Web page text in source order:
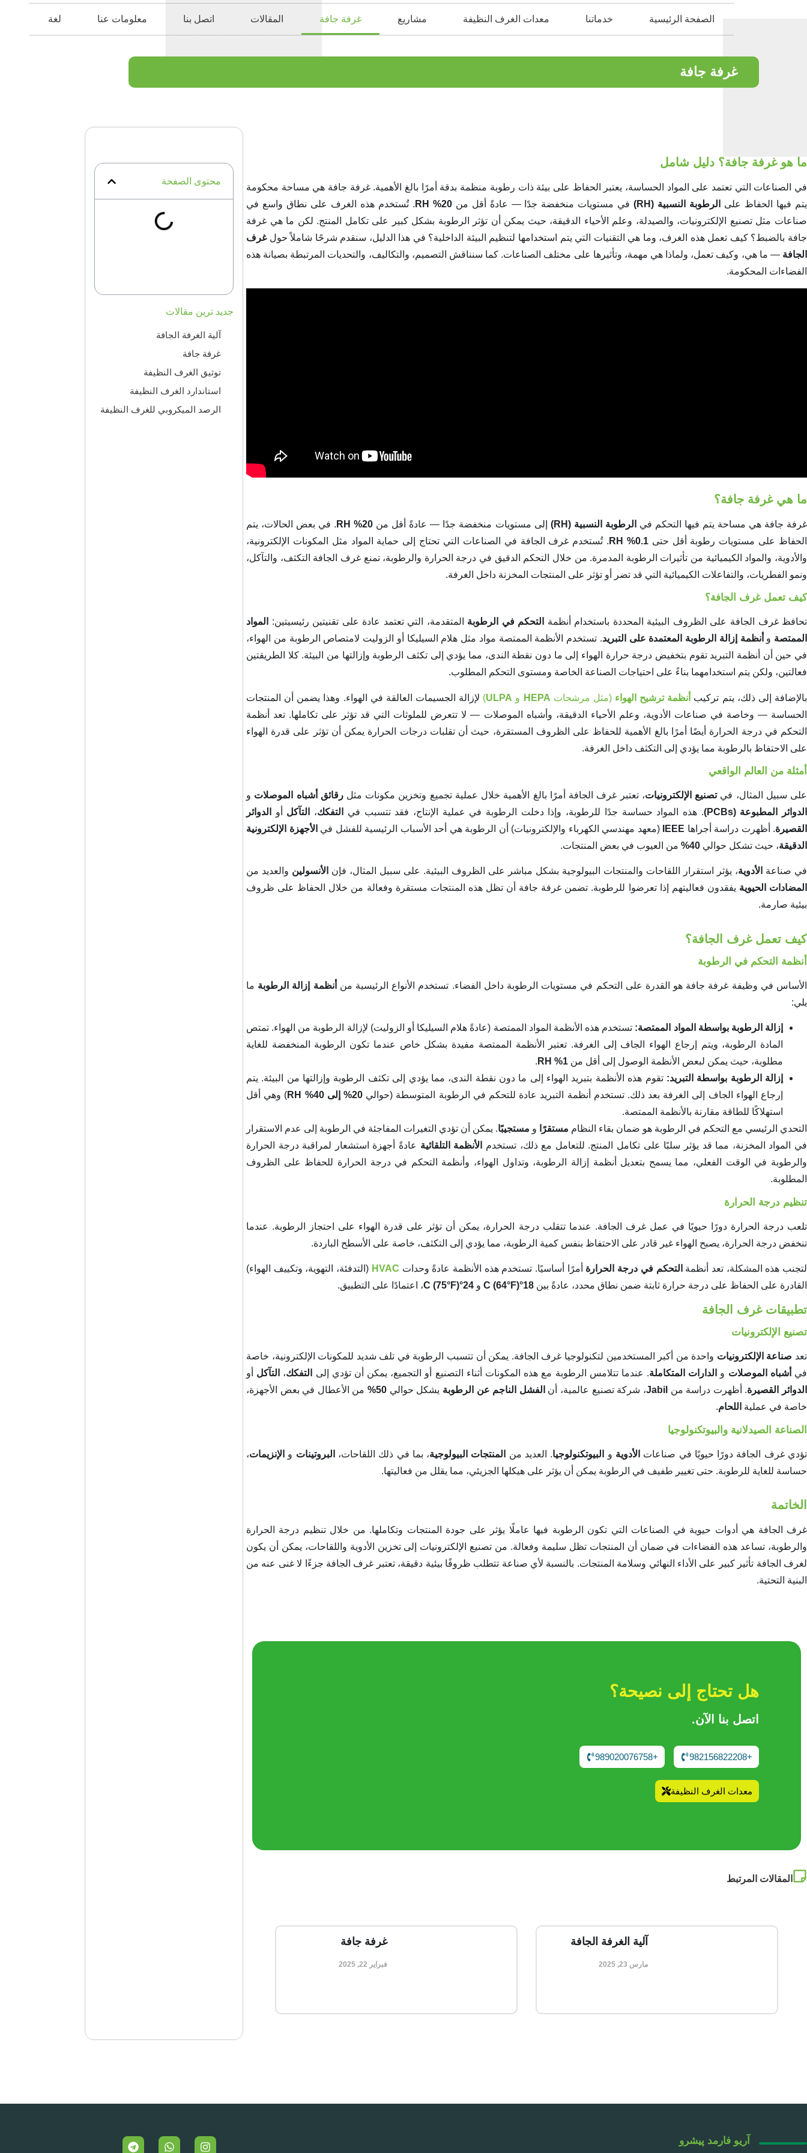
الصفحة الرئيسية خدماتنا معدات الغرف النظيفة مشاريع غرفة جافة المقالات اتصل بنا معلومات عنا لغة
غرفة جافة
ما هو غرفة جافة؟ دليل شامل
في الصناعات التي تعتمد على المواد الحساسة، يعتبر الحفاظ على بيئة ذات رطوبة منظمة بدقة أمرًا بالغ الأهمية. غرفة جافة هي مساحة محكومة
يتم فيها الحفاظ على
الرطوبة النسبية (RH) في مستويات منخفضة جدًا — عادةً أقل من20% RH
. تُستخدم هذه الغرف على نطاق واسع في
صناعات مثل تصنيع الإلكترونيات، والصيدلة، وعلم الأحياء الدقيقة، حيث يمكن أن تؤثر الرطوبة بشكل كبير على تكامل المنتج. لكن ما هي غرفة
جافة بالضبط؟ كيف تعمل هذه الغرف، وما هي التقنيات التي يتم استخدامها لتنظيم البيئة الداخلية؟ في هذا الدليل، سنقدم شرحًا شاملاً حولغرف
الجافة — ما هي، وكيف تعمل، ولماذا هي مهمة، وتأثيرها على مختلف الصناعات. كما سنناقش التصميم، والتكاليف، والتحديات المرتبطة بصيانة هذه
الفضاءات المحكومة.
ما هي غرفة جافة؟
غرفة جافة هي مساحة يتم فيها التحكم في الرطوبة النسبية (RH) إلى مستويات منخفضة جدًا — عادةً أقل من 20% RH
. في بعض الحالات، يتم
الحفاظ على مستويات رطوبة أقل حتى0.1% RH
. تُستخدم غرف الجافة في الصناعات التي تحتاج إلى حماية المواد مثل المكونات الإلكترونية،
والأدوية، والمواد الكيميائية من تأثيرات الرطوبة المدمرة. من خلال التحكم الدقيق في درجة الحرارة والرطوبة، تمنع غرف الجافة التكثف، والتآكل،
ونمو الفطريات، والتفاعلات الكيميائية التي قد تضر أو تؤثر على المنتجات المخزنة داخل الغرفة.
كيف تعمل غرف الجافة؟
تحافظ غرف الجافة على الظروف البيئية المحددة باستخدام أنظمة التحكم في الرطوبة المتقدمة، التي تعتمد عادة على تقنيتين رئيسيتين:
المواد
الممتصة و أنظمة إزالة الرطوبة المعتمدة على التبريد. تستخدم الأنظمة الممتصة مواد مثل هلام السيليكا أو الزوليت لامتصاص الرطوبة من الهواء،
في حين أن أنظمة التبريد تقوم بتخفيض درجة حرارة الهواء إلى ما دون نقطة الندى، مما يؤدي إلى تكثف الرطوبة وإزالتها من البيئة. كلا الطريقتين
فعالتين، ولكن يتم استخدامهما بناءً على احتياجات الصناعة الخاصة ومستوى التحكم المطلوب.
بالإضافة إلى ذلك، يتم تركيب أنظمة ترشيح الهواء (مثل مرشحات HEPA و ULPA
) لإزالة الجسيمات العالقة في الهواء. وهذا يضمن أن المنتجات
الحساسة — وخاصة في صناعات الأدوية، وعلم الأحياء الدقيقة، وأشباه الموصلات — لا تتعرض للملوثات التي قد تؤثر على تكاملها. تعد أنظمة
التحكم في درجة الحرارة أيضًا أمرًا بالغ الأهمية للحفاظ على الظروف المستقرة، حيث أن تقلبات درجات الحرارة يمكن أن تؤثر على قدرة الهواء
على الاحتفاظ بالرطوبة مما يؤدي إلى التكثف داخل الغرفة.
أمثلة من العالم الواقعي
على سبيل المثال، فيتصنيع الإلكترونيات، تعتبر غرف الجافة أمرًا بالغ الأهمية خلال عملية تجميع وتخزين مكونات مثلرقائق أشباه الموصلات و
الدوائر المطبوعة (PCBs)
. هذه المواد حساسة جدًا للرطوبة، وإذا دخلت الرطوبة في عملية الإنتاج، فقد تتسبب في التفكك، التآكل أو
الدوائر
القصيرة. أظهرت دراسة أجراها IEEE (معهد مهندسي الكهرباء والإلكترونيات) أن الرطوبة هي أحد الأسباب الرئيسية للفشل في الأجهزة الإلكترونية
الدقيقة، حيث تشكل حوالي 40% من العيوب في بعض المنتجات.
في صناعة الأدوية، يؤثر استقرار اللقاحات والمنتجات البيولوجية بشكل مباشر على الظروف البيئية. على سبيل المثال، فإن الأنسولين والعديد من
المضادات الحيوية يفقدون فعاليتهم إذا تعرضوا للرطوبة. تضمن غرفة جافة أن تظل هذه المنتجات مستقرة وفعالة من خلال الحفاظ على ظروف
بيئية صارمة.
كيف تعمل غرف الجافة؟
أنظمة التحكم في الرطوبة
الأساس في وظيفة غرفة جافة هو القدرة على التحكم في مستويات الرطوبة داخل الفضاء. تستخدم الأنواع الرئيسية من أنظمة إزالة الرطوبة ما
يلي:
إزالة الرطوبة بواسطة المواد الممتصة: تستخدم هذه الأنظمة المواد الممتصة (عادةً هلام السيليكا أو الزوليت) لإزالة الرطوبة من الهواء. تمتص
المادة الرطوبة، ويتم إرجاع الهواء الجاف إلى الغرفة. تعتبر الأنظمة الممتصة مفيدة بشكل خاص عندما تكون الرطوبة المنخفضة للغاية
مطلوبة، حيث يمكن لبعض الأنظمة الوصول إلى أقل من 1% RH
.
إزالة الرطوبة بواسطة التبريد: تقوم هذه الأنظمة بتبريد الهواء إلى ما دون نقطة الندى، مما يؤدي إلى تكثف الرطوبة وإزالتها من البيئة. يتم
إرجاع الهواء الجاف إلى الغرفة بعد ذلك. تستخدم أنظمة التبريد عادة للتحكم في الرطوبة المتوسطة (حوالي 20% إلى 40% RH
) وهي أقل
استهلاكًا للطاقة مقارنة بالأنظمة الممتصة.
التحدي الرئيسي مع التحكم في الرطوبة هو ضمان بقاء النظام مستقرًا و مستجيبًا. يمكن أن تؤدي التغيرات المفاجئة في الرطوبة إلى عدم الاستقرار
في المواد المخزنة، مما قد يؤثر سلبًا على تكامل المنتج. للتعامل مع ذلك، تستخدم
الأنظمة التلقائية عادةً أجهزة استشعار لمراقبة درجة الحرارة
والرطوبة في الوقت الفعلي، مما يسمح بتعديل أنظمة إزالة الرطوبة، وتداول الهواء، وأنظمة التحكم في درجة الحرارة للحفاظ على الظروف
المطلوبة.
تنظيم درجة الحرارة
تلعب درجة الحرارة دورًا حيويًا في عمل غرف الجافة. عندما تتقلب درجة الحرارة، يمكن أن تؤثر على قدرة الهواء على احتجاز الرطوبة. عندما
تنخفض درجة الحرارة، يصبح الهواء غير قادر على الاحتفاظ بنفس كمية الرطوبة، مما يؤدي إلى التكثف، خاصة على الأسطح الباردة.
لتجنب هذه المشكلة، تعد أنظمة التحكم في درجة الحرارة أمرًا أساسيًا. تستخدم هذه الأنظمة عادةً وحدات HVAC (التدفئة، التهوية، وتكييف الهواء)
القادرة على الحفاظ على درجة حرارة ثابتة ضمن نطاق محدد، عادةً بين 18°C (64°F) و 24°C (75°F) ، اعتمادًا على التطبيق.
تطبيقات غرف الجافة
تصنيع الإلكترونيات
تعد صناعة الإلكترونيات واحدة من أكبر المستخدمين لتكنولوجيا غرف الجافة. يمكن أن تتسبب الرطوبة في تلف شديد للمكونات الإلكترونية، خاصة
في أشباه الموصلات و الدارات المتكاملة. عندما تتلامس الرطوبة مع هذه المكونات أثناء التصنيع أو التجميع، يمكن أن تؤدي إلى التفكك، التآكل أو
الدوائر القصيرة. أظهرت دراسة من Jabil، شركة تصنيع عالمية، أن الفشل الناجم عن الرطوبة يشكل حوالي 50%
من الأعطال في بعض الأجهزة،
خاصة في عملية اللحام.
الصناعة الصيدلانية والبيوتكنولوجيا
تؤدي غرف الجافة دورًا حيويًا في صناعات الأدوية و البيوتكنولوجيا. العديد من المنتجات البيولوجية، بما في ذلك اللقاحات، البروتينات و الإنزيمات،
حساسة للغاية للرطوبة. حتى تغيير طفيف في الرطوبة يمكن أن يؤثر على هيكلها الجزيئي، مما يقلل من فعاليتها.
الخاتمة
غرف الجافة هي أدوات حيوية في الصناعات التي تكون الرطوبة فيها عاملًا يؤثر على جودة المنتجات وتكاملها. من خلال تنظيم درجة الحرارة
والرطوبة، تساعد هذه الفضاءات في ضمان أن المنتجات تظل سليمة وفعالة. من تصنيع الإلكترونيات إلى تخزين الأدوية واللقاحات، يمكن أن يكون
لغرف الجافة تأثير كبير على الأداء النهائي وسلامة المنتجات. بالنسبة لأي صناعة تتطلب ظروفًا بيئية دقيقة، تعتبر غرف الجافة جزءًا لا غنى عنه من
البنية التحتية.
هل تحتاج إلى نصيحة؟
اتصل بنا الآن.
+982156822208
+989020076758
معدات الغرف النظيفة
المقالات المرتبط
آلية الغرفة الجافة
مارس 23, 2025
غرفة جافة
فبراير 22, 2025
محتوى الصفحة
جدید ترین مقالات
آلية الغرفة الجافة
غرفة جافة
توثيق الغرف النظيفة
استاندارد الغرف النظيفة
الرصد الميكروبي للغرف النظيفة
آریو فارمد پیشرو